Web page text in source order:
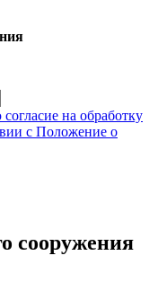
на обработку
с Положение о
сооружения